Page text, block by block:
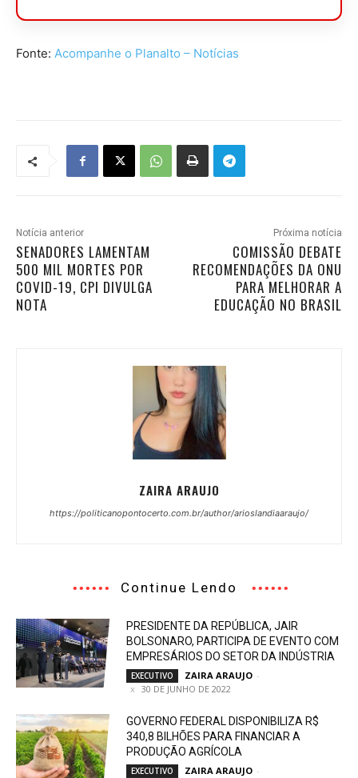
Fonte: Acompanhe o Planalto – Notícias
Notícia anterior
SENADORES LAMENTAM
500 MIL MORTES POR
COVID-19, CPI DIVULGA
NOTA
Próxima notícia
COMISSÃO DEBATE
RECOMENDAÇÕES DA ONU
PARA MELHORAR A
EDUCAÇÃO NO BRASIL
ZAIRA ARAUJO
https://politicanopontocerto.com.br/author/arioslandiaaraujo/
Continue Lendo
PRESIDENTE DA REPÚBLICA, JAIR
BOLSONARO, PARTICIPA DE EVENTO COM
EMPRESÁRIOS DO SETOR DA INDÚSTRIA
EXECUTIVO ZAIRA ARAUJO -
30 DE JUNHO DE 2022
GOVERNO FEDERAL DISPONIBILIZA R$
340,8 BILHÕES PARA FINANCIAR A
PRODUÇÃO AGRÍCOLA
EXECUTIVO ZAIRA ARAUJO -